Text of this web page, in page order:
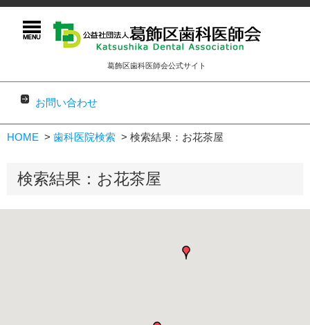
葛飾区歯科医師会公式サイト
お問い合わせ
コンテンツに移動
HOME 歯科医院検索 検索結果：お花茶屋
検索結果：お花茶屋